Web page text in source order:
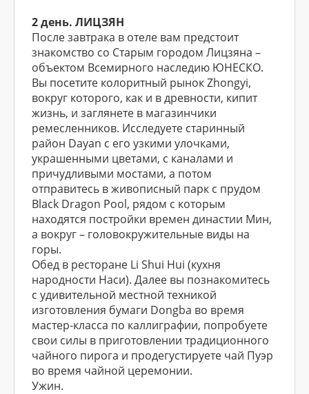
2 день. ЛИЦЗЯН
После завтрака в отеле вам предстоит
знакомство со Старым городом Лицзяна –
объектом Всемирного наследию ЮНЕСКО.
Вы посетите колоритный рынок Zhongyi,
вокруг которого, как и в древности, кипит
жизнь, и заглянете в магазинчики
ремесленников. Исследуете старинный
район Dayan с его узкими улочками,
украшенными цветами, с каналами и
причудливыми мостами, а потом
отправитесь в живописный парк с прудом
Black Dragon Pool, рядом с которым
находятся постройки времен династии Мин,
а вокруг – головокружительные виды на
горы.
Обед в ресторане Li Shui Hui (кухня
народности Наси). Далее вы познакомитесь
с удивительной местной техникой
изготовления бумаги Dongba во время
мастер-класса по каллиграфии, попробуете
свои силы в приготовлении традиционного
чайного пирога и продегустируете чай Пуэр
во время чайной церемонии.
Ужин.